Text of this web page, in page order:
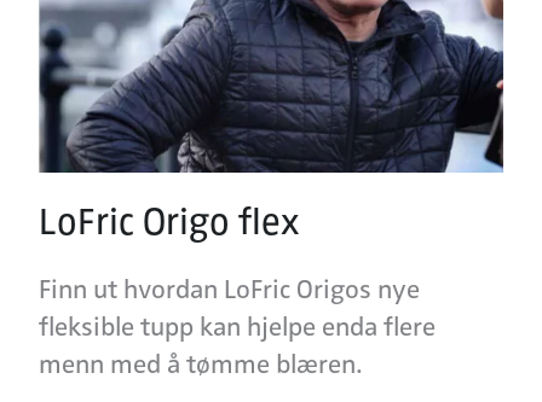
LoFric Origo flex
Finn ut hvordan LoFric Origos nye
fleksible tupp kan hjelpe enda flere
menn med å tømme blæren.